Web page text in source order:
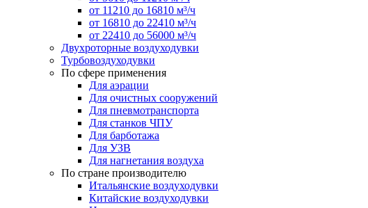
от 11210 до 16810 м³/ч
от 16810 до 22410 м³/ч
от 22410 до 56000 м³/ч
Двухроторные воздуходувки
Турбовоздуходувки
По сфере применения
Для аэрации
Для очистных сооружений
Для пневмотранспорта
Для станков ЧПУ
Для барботажа
Для УЗВ
Для нагнетания воздуха
По стране производителю
Итальянские воздуходувки
Китайские воздуходувки